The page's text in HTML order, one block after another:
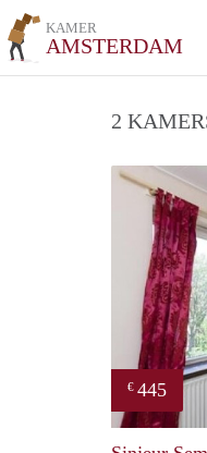
KAMER
AMSTERDAM
2
€ 445